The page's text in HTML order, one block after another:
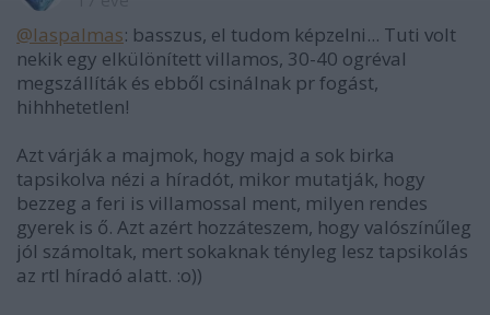
@laspalmas: basszus, el tudom képzelni... Tuti volt
nekik egy elkülönített villamos, 30-40 ogréval
megszállíták és ebből csinálnak pr fogást,
hihhhetetlen!
Azt várják a majmok, hogy majd a sok birka
tapsikolva nézi a híradót, mikor mutatják, hogy
bezzeg a feri is villamossal ment, milyen rendes
gyerek is ő. Azt azért hozzáteszem, hogy valószínűleg
jól számoltak, mert sokaknak tényleg lesz tapsikolás
az rtl híradó alatt. :o))